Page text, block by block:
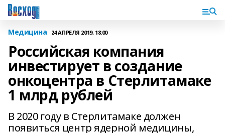
Медицина 24 АПРЕЛЯ 2019, 18:00
Российская компания
инвестирует в создание
онкоцентра в Стерлитамаке
1 млрд рублей
В 2020 году в Стерлитамаке должен
появиться центр ядерной медицины,